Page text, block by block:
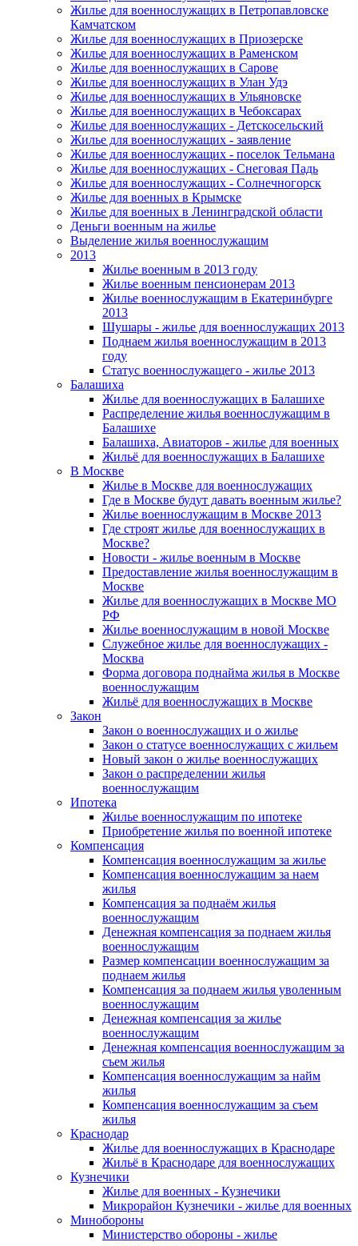
Жилье для военнослужащих в Петропавловске
Камчатском
Жилье для военнослужащих в Приозерске
Жилье для военнослужащих в Раменском
Жилье для военнослужащих в Сарове
Жилье для военнослужащих в Улан Удэ
Жилье для военнослужащих в Ульяновске
Жилье для военнослужащих в Чебоксарах
Жилье для военнослужащих - Детскосельский
Жилье для военнослужащих - заявление
Жилье для военнослужащих - поселок Тельмана
Жилье для военнослужащих - Снеговая Падь
Жилье для военнослужащих - Солнечногорск
Жилье для военных в Крымске
Жилье для военных в Ленинградской области
Деньги военным на жилье
Выделение жилья военнослужащим
2013
Жилье военным в 2013 году
Жилье военным пенсионерам 2013
Жилье военнослужащим в Екатеринбурге
2013
Шушары - жилье для военнослужащих 2013
Поднаем жилья военнослужащим в 2013
году
Статус военнослужащего - жилье 2013
Балашиха
Жилье для военнослужащих в Балашихе
Распределение жилья военнослужащим в
Балашихе
Балашиха, Авиаторов - жилье для военных
Жильё для военнослужащих в Балашихе
В Москве
Жилье в Москве для военнослужащих
Где в Москве будут давать военным жилье?
Жилье военнослужащим в Москве 2013
Где строят жилье для военнослужащих в
Москве?
Новости - жилье военным в Москве
Предоставление жилья военнослужащим в
Москве
Жилье для военнослужащих в Москве МО
РФ
Жилье военнослужащим в новой Москве
Служебное жилье для военнослужащих -
Москва
Форма договора поднайма жилья в Москве
военнослужащим
Жильё для военнослужащих в Москве
Закон
Закон о военнослужащих и о жилье
Закон о статусе военнослужащих с жильем
Новый закон о жилье военнослужащих
Закон о распределении жилья
военнослужащим
Ипотека
Жилье военнослужащим по ипотеке
Приобретение жилья по военной ипотеке
Компенсация
Компенсация военнослужащим за жилье
Компенсация военнослужащим за наем
жилья
Компенсация за поднаём жилья
военнослужащим
Денежная компенсация за поднаем жилья
военнослужащим
Размер компенсации военнослужащим за
поднаем жилья
Компенсация за поднаем жилья уволенным
военнослужащим
Денежная компенсация за жилье
военнослужащим
Денежная компенсация военнослужащим за
съем жилья
Компенсация военнослужащим за найм
жилья
Компенсация военнослужащим за съем
жилья
Краснодар
Жилье для военнослужащих в Краснодаре
Жильё в Краснодаре для военнослужащих
Кузнечики
Жилье для военных - Кузнечики
Микрорайон Кузнечики - жилье для военных
Минобороны
Министерство обороны - жилье